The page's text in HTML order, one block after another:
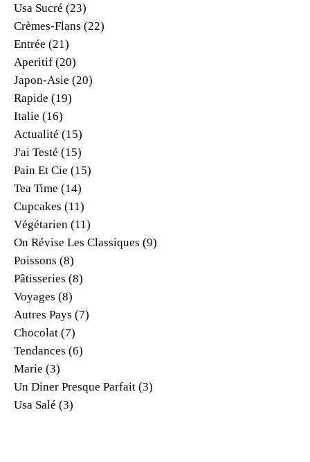
Usa Sucré (23)
Crèmes-Flans (22)
Entrée (21)
Aperitif (20)
Japon-Asie (20)
Rapide (19)
Italie (16)
Actualité (15)
J'ai Testé (15)
Pain Et Cie (15)
Tea Time (14)
Cupcakes (11)
Végétarien (11)
On Révise Les Classiques (9)
Poissons (8)
Pâtisseries (8)
Voyages (8)
Autres Pays (7)
Chocolat (7)
Tendances (6)
Marie (3)
Un Diner Presque Parfait (3)
Usa Salé (3)